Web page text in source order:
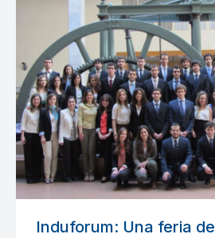
Induforum: Una feria de